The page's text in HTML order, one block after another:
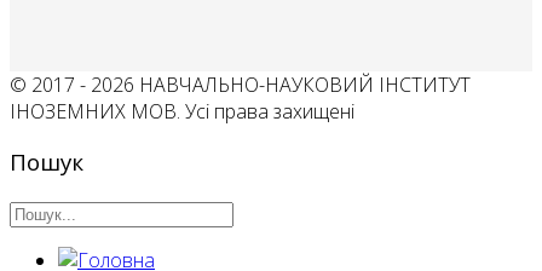
© 2017 - 2026 НАВЧАЛЬНО-НАУКОВИЙ ІНСТИТУТ
ІНОЗЕМНИХ МОВ. Усі права захищені
Пошук